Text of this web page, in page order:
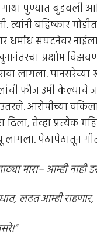
पुण्यात बुडवली
त्यांनी बहिष्कार
धर्मांध संघटनेवर
प्रक्षोभ
लागला.
फौज उभी केल्याचे
आरोपीच्या
तेव्हा प्रत्येक
लागला. पेठापेठांतून
मारा–आम्ही नाही
, लढत आम्ही राहणार,
!”